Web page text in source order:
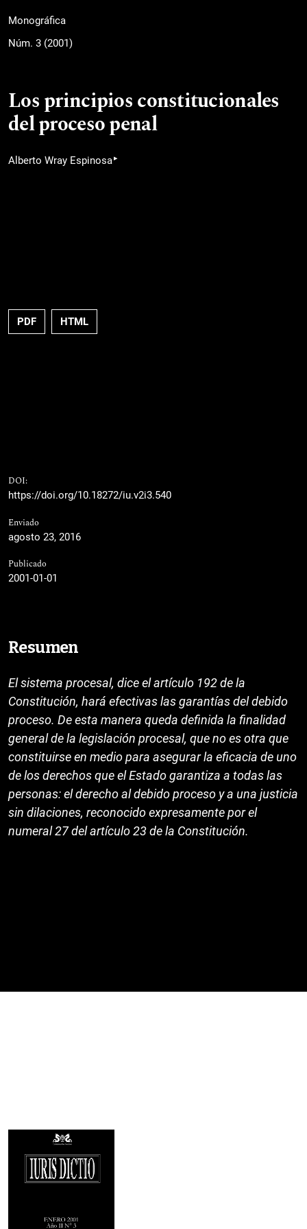
Monográfica
Núm. 3 (2001)
Los principios constitucionales
del proceso penal
Alberto Wray Espinosa▸
PDF HTML
DOI:
https://doi.org/10.18272/iu.v2i3.540
Enviado
agosto 23, 2016
Publicado
2001-01-01
Resumen
El sistema procesal, dice el artículo 192 de la
Constitución, hará efectivas las garantías del debido
proceso. De esta manera queda definida la finalidad
general de la legislación procesal, que no es otra que
constituirse en medio para asegurar la eficacia de uno
de los derechos que el Estado garantiza a todas las
personas: el derecho al debido proceso y a una justicia
sin dilaciones, reconocido expresamente por el
numeral 27 del artículo 23 de la Constitución.
Imagen de portada